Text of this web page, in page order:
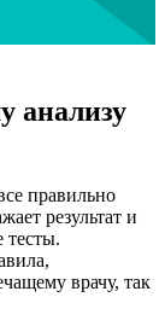
анализу
правильно
результат и
тесты.
врачу, так